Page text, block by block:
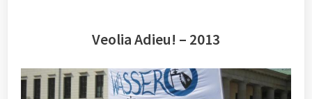
Veolia Adieu! – 2013